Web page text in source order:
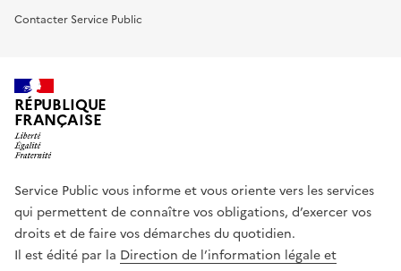
Contacter Service Public
RÉPUBLIQUE
FRANÇAISE
Service Public vous informe et vous oriente vers les services
qui permettent de connaître vos obligations, d’exercer vos
droits et de faire vos démarches du quotidien.
Il est édité par la Direction de l’information légale et